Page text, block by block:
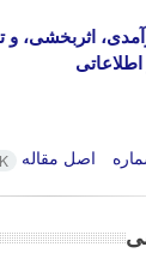
اثربخشی، و
اصل مقاله